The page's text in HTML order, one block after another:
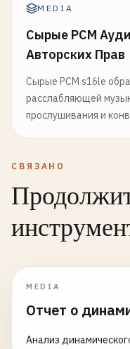
MEDIA
Сырые PCM
Авторских Прав
Сырые PCM s16le
расслабляющей
прослушивания и
СВЯЗАНО
MEDIA
Отчет о
Анализ